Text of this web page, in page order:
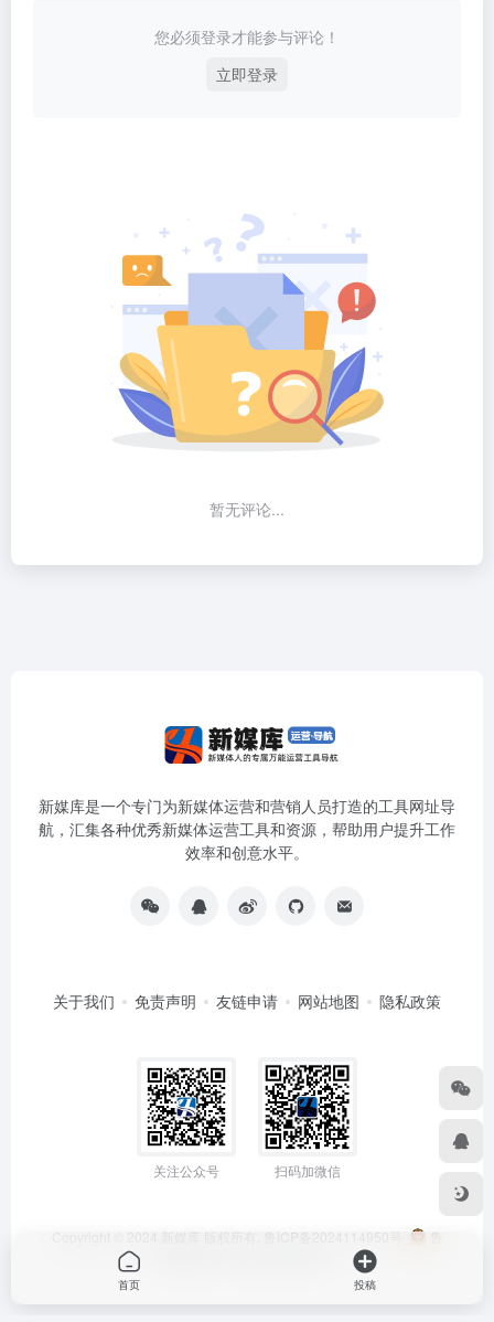
您必须登录才能参与评论！
立即登录
暂无评论...
新媒库是一个专门为新媒体运营和营销人员打造的工具网址导
航，汇集各种优秀新媒体运营工具和资源，帮助用户提升工作
效率和创意水平。
关于我们 免责声明 友链申请 网站地图 隐私政策
关注公众号 扫码加微信
Copyright © 2024 新媒库 版权所有. 鲁ICP备2024114950号
鲁
首页 投稿